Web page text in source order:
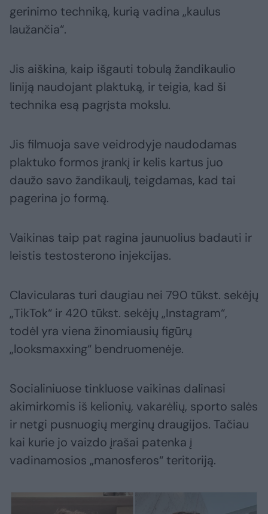
gerinimo techniką, kurią vadina „kaulus
laužančia“.
Jis aiškina, kaip išgauti tobulą žandikaulio
liniją naudojant plaktuką, ir teigia, kad ši
technika esą pagrįsta mokslu.
Jis filmuoja save veidrodyje naudodamas
plaktuko formos įrankį ir kelis kartus juo
daužo savo žandikaulį, teigdamas, kad tai
pagerina jo formą.
Vaikinas taip pat ragina jaunuolius badauti ir
leistis testosterono injekcijas.
Clavicularas turi daugiau nei 790 tūkst. sekėjų
„TikTok“ ir 420 tūkst. sekėjų „Instagram“,
todėl yra viena žinomiausių figūrų
„looksmaxxing“ bendruomenėje.
Socialiniuose tinkluose vaikinas dalinasi
akimirkomis iš kelionių, vakarėlių, sporto salės
ir netgi pusnuogių merginų draugijos. Tačiau
kai kurie jo vaizdo įrašai patenka į
vadinamosios „manosferos“ teritoriją.